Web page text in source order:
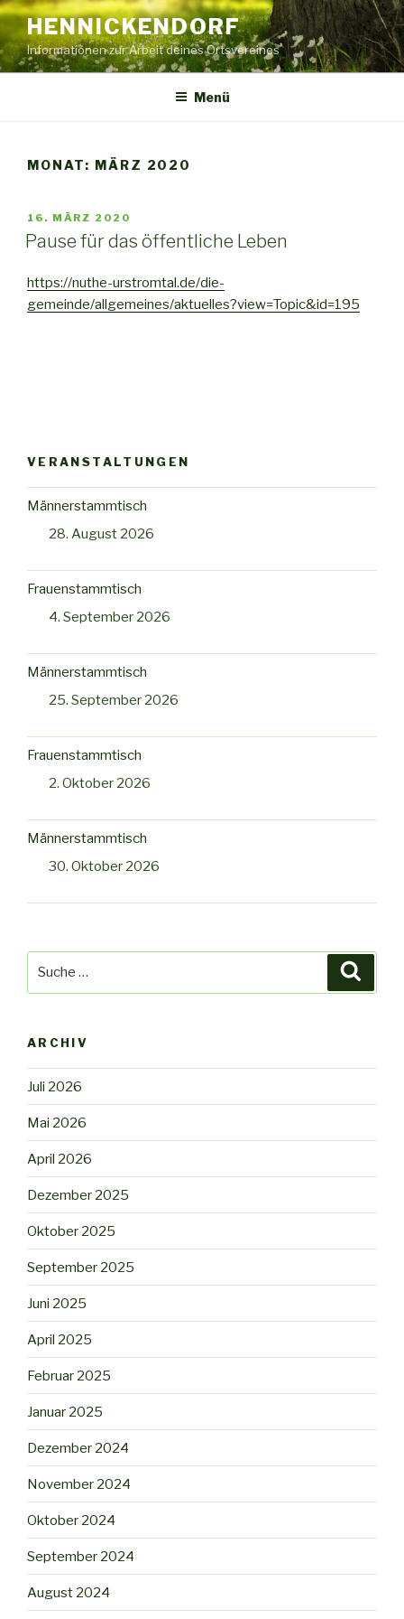
Zum
Inhalt
springen
HENNICKENDORF
Informationen zur Arbeit deines Ortsvereines
Menü
MONAT: MÄRZ 2020
VERÖFFENTLICHT
AM
16. MÄRZ 2020
Pause für das öffentliche Leben
https://nuthe-urstromtal.de/die-
gemeinde/allgemeines/aktuelles?view=Topic&id=195
VERANSTALTUNGEN
Männerstammtisch
28. August 2026
Frauenstammtisch
4. September 2026
Männerstammtisch
25. September 2026
Frauenstammtisch
2. Oktober 2026
Männerstammtisch
30. Oktober 2026
ARCHIV
Juli 2026
Mai 2026
April 2026
Dezember 2025
Oktober 2025
September 2025
Juni 2025
April 2025
Februar 2025
Januar 2025
Dezember 2024
November 2024
Oktober 2024
September 2024
August 2024